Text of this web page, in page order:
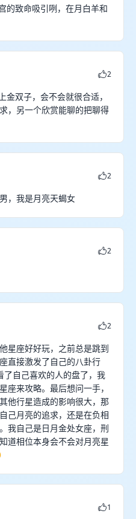
的致命吸引咧，在月白羊和
2
双子，会不会就很合适，
，另一个欣赏能聊的把聊得
2
，我是月亮天蝎女
2
2
星座好好玩，之前总是跳到
直接激发了自己的八卦行
自己喜欢的人的盘了，我
座来攻略。最后想问一手，
他行星造成的影响很大，那
己月亮的追求，还是在负相
我自己是日月金处女座，刑
道相位本身会不会对月亮星
1